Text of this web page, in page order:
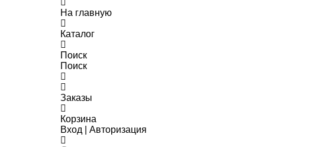
На главную
Каталог
Поиск
Поиск
Заказы
Корзина
Вход | Авторизация